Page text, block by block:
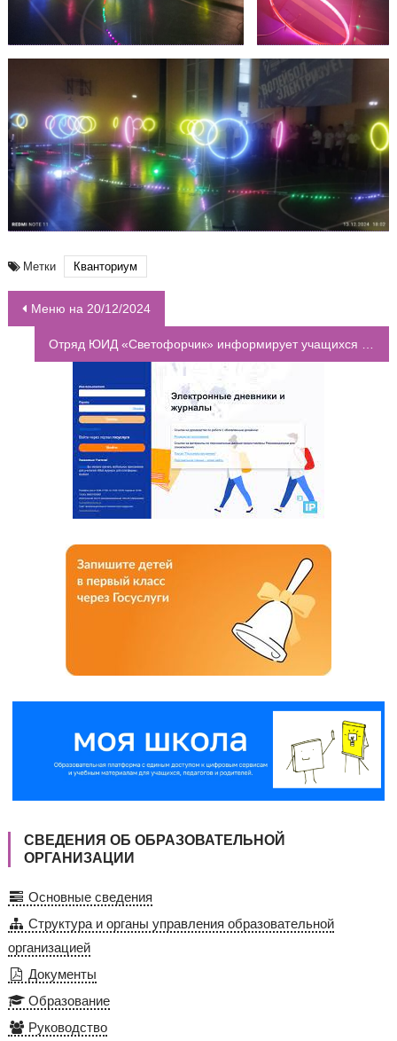
Метки Кванториум
НАВИГАЦИЯ ПО ЗАПИСЯМ
Меню на 20/12/2024
СВЕДЕНИЯ ОБ ОБРАЗОВАТЕЛЬНОЙ
ОРГАНИЗАЦИИ
Основные сведения
Структура и органы управления образовательной
организацией
Документы
Образование
Руководство